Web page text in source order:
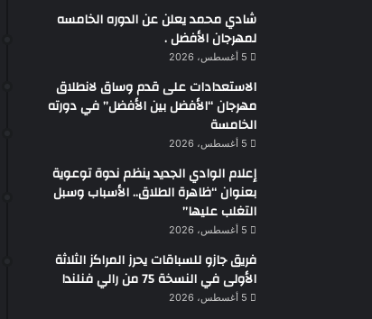
شادي محمد يعلن عن الدوره الخامسه
لمهرجان الأفضل .
5 أغسطس، 2026
الاستعدادات على قدم وساق لانطلاق
مهرجان “الأفضل بين الأفضل” في دورته
الخامسة
5 أغسطس، 2026
إعلام الوادي الجديد ينظم ندوة توعوية
بعنوان “ظاهرة الطلاق.. الأسباب وسبل
التغلب عليها”
5 أغسطس، 2026
فريق جازو للسباقات يحرز المراكز الثلاثة
الأولى في النسخة 75 من رالي فنلندا
5 أغسطس، 2026